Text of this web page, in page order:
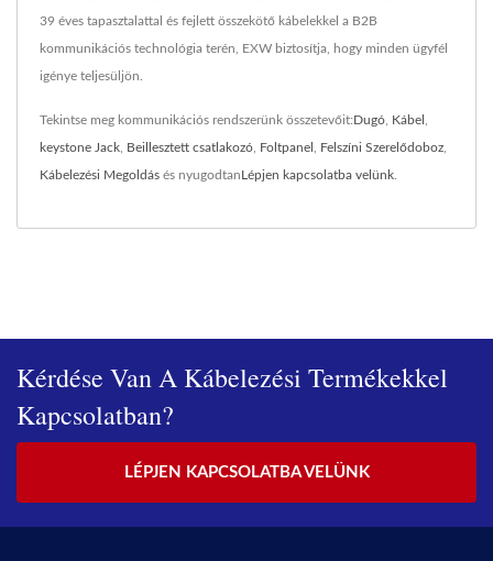
39 éves tapasztalattal és fejlett összekötő kábelekkel a B2B
kommunikációs technológia terén, EXW biztosítja, hogy minden ügyfél
igénye teljesüljön.
Tekintse meg kommunikációs rendszerünk összetevőit:Dugó Kábel
keystone Jack Beillesztett csatlakozó Foltpanel Felszíni Szerelődoboz
Kábelezési Megoldás és nyugodtanLépjen kapcsolatba velünk
Kérdése Van A Kábelezési Termékekkel
Kapcsolatban?
LÉPJEN KAPCSOLATBA VELÜNK